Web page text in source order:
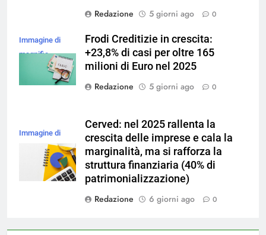
Redazione
5 giorni ago 0
Immagine di
magnific
Frodi Creditizie in crescita:
+23,8% di casi per oltre 165
milioni di Euro nel 2025
Redazione
5 giorni ago 0
Immagine di
magnific
Cerved: nel 2025 rallenta la
crescita delle imprese e cala la
marginalità, ma si rafforza la
struttura finanziaria (40% di
patrimonializzazione)
Redazione
6 giorni ago 0